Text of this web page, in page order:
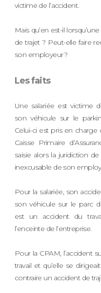
victime de l’accident.
Mais qu’en est-il
de trajet ? Peut-elle faire
son employeur ?
Les faits
Une salariée est victime
son véhicule sur le
Celui-ci est pris en
Caisse Primaire
saisie alors la juridiction
inexcusable de son
Pour la salariée, son
son véhicule sur le parc
est un accident du
l’enceinte de l’entreprise.
Pour la CPAM, l’accident
travail et qu’elle se
contraire un accident de